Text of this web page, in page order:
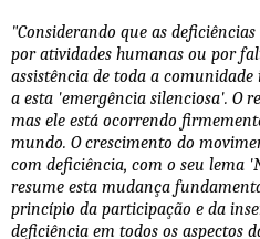
"Considerando que as
por atividades humanas ou por
assistência de toda a
a esta 'emergência silenciosa'. O
mas ele está ocorrendo
mundo. O crescimento do
com deficiência, com o seu lema
resume esta mudança
princípio da participação e da
deficiência em todos os aspectos